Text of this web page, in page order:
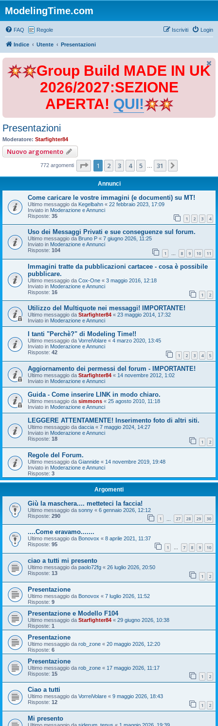
ModelingTime.com
FAQ Regole Login
Iscriviti
Indice Utente Presentazioni
Group Build MADE IN UK
2026/2027:SEZIONE
APERTA! QUI!
Presentazioni
Moderatore: Starfighter84
Nuovo argomento
772 argomenti Pagina di 31
1 2 3 4 5 31
Annunci
Come caricare le vostre immagini (e documenti) su MT!
Ultimo messaggio da Kegelbahn « 22 febbraio 2023, 17:09
Inviato in Moderazione e Annunci
Risposte: 35 1 2 3 4
Uso dei Messaggi Privati e sue conseguenze sul forum.
Ultimo messaggio da Bruno P « 7 giugno 2026, 11:25
Inviato in Moderazione e Annunci
Risposte: 104 1 … 8 9 10 11
Immagini tratte da pubblicazioni cartacee - cosa è possibile
pubblicare.
Ultimo messaggio da Cox-One « 3 maggio 2016, 12:18
Inviato in Moderazione e Annunci
Risposte: 16 1 2
Utilizzo del Multiquote nei messaggi! IMPORTANTE!
Ultimo messaggio da Starfighter84 « 23 maggio 2014, 17:32
Inviato in Moderazione e Annunci
I tanti "Perchè?" di Modeling Time!!
Ultimo messaggio da VorreiVolare « 4 marzo 2020, 13:45
Inviato in Moderazione e Annunci
Risposte: 42 1 2 3 4 5
Aggiornamento dei permessi del forum - IMPORTANTE!
Ultimo messaggio da Starfighter84 « 14 novembre 2012, 1:02
Inviato in Moderazione e Annunci
Guida - Come inserire LINK in modo chiaro.
Ultimo messaggio da simmons « 25 agosto 2010, 11:18
Inviato in Moderazione e Annunci
LEGGERE ATTENTAMENTE! Inserimento foto di altri siti.
Ultimo messaggio da daccia « 7 maggio 2024, 14:27
Inviato in Moderazione e Annunci
Risposte: 18 1 2
Regole del Forum.
Ultimo messaggio da Giannide « 14 novembre 2019, 19:48
Inviato in Moderazione e Annunci
Risposte: 3
Argomenti
Giù la maschera.... metteteci la faccia!
Ultimo messaggio da sonny « 6 gennaio 2026, 12:12
Risposte: 290 1 27 28 29 30
....Come eravamo.......
Ultimo messaggio da Bonovox « 8 aprile 2021, 11:37
Risposte: 95 1 … 7 8 9 10
ciao a tutti mi presento
Ultimo messaggio da paolo72fg « 26 luglio 2026, 20:50
Risposte: 13 1 2
Presentazione
Ultimo messaggio da Bonovox « 7 luglio 2026, 11:52
Risposte: 9
Presentazione e Modello F104
Ultimo messaggio da Starfighter84 « 29 giugno 2026, 10:38
Risposte: 1
Presentazione
Ultimo messaggio da rob_zone « 20 maggio 2026, 12:20
Risposte: 6
Presentazione
Ultimo messaggio da rob_zone « 17 maggio 2026, 11:17
Risposte: 15 1 2
Ciao a tutti
Ultimo messaggio da VorreiVolare « 9 maggio 2026, 18:43
Risposte: 12 1 2
Mi presento